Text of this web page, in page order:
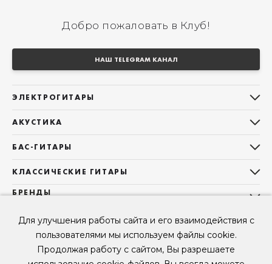
Для улучшения работы сайта и его взаимодействия с
пользователями мы используем файлы cookie.
Продолжая работу с сайтом, Вы разрешаете
Добро пожаловать в Клуб!
НАШ TELEGRAM КАНАЛ
ЭЛЕКТРОГИТАРЫ
Telecaster
Les Paul
Superstrat
АКУСТИКА
Фолки (ОМ, 000, 00)
Гранд Аудиториум
Б/У, уцененные гитары
БАС-ГИТАРЫ
Precision Bass
Б/У, уцененные гитары
КЛАССИЧЕСКИЕ ГИТАРЫ
Все классические гитары
Б/У, уцененные гитары
БРЕНДЫ
Sigma Guitars
Enya Guitars
Fender
Контакты
Мы в Telegram
Мы в ВК